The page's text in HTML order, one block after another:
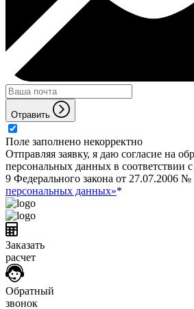
Отравить
Поле заполнено некорректно
Отправляя заявку, я даю согласие на
персональных данных в соответствии
9 Федерального закона от 27.07.2006
персональных данных»*
Заказать
расчет
Обратный
звонок